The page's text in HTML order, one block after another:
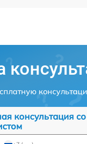
консультация со